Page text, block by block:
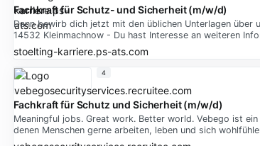
Fachkraft für Schutz- und Sicherheit (m/w/d)
Dann bewirb dich jetzt mit den üblichen Unterlagen
14532 Kleinmachnow - Du hast Interesse an weiteren
stoelting-karriere.ps-ats.com
Fachkraft für Schutz und Sicherheit (m/w/d)
Meaningful jobs. Great work. Better world. Vebego ist
denen Menschen gerne arbeiten, leben und sich
4